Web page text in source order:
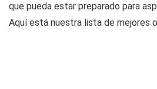
que pueda estar preparado para
Aquí está nuestra lista de mejores